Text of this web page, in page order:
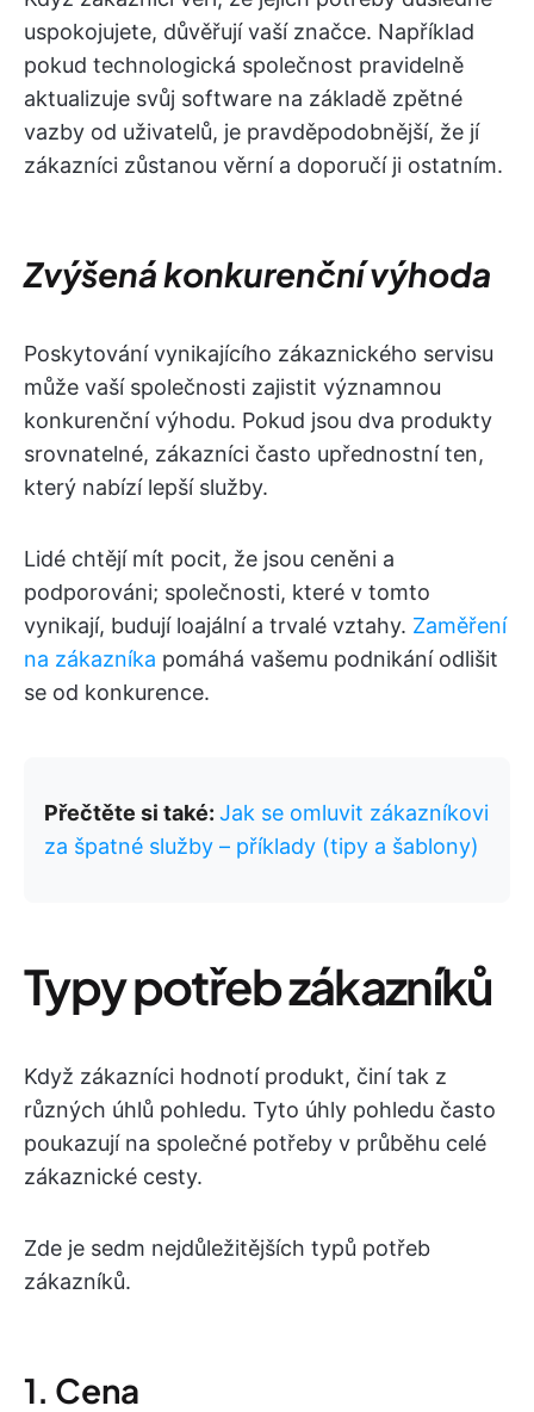
uspokojujete, důvěřují vaší značce. Například
pokud technologická společnost pravidelně
aktualizuje svůj software na základě zpětné
vazby od uživatelů, je pravděpodobnější, že jí
zákazníci zůstanou věrní a doporučí ji ostatním.
Zvýšená konkurenční výhoda
Poskytování vynikajícího zákaznického servisu
může vaší společnosti zajistit významnou
konkurenční výhodu. Pokud jsou dva produkty
srovnatelné, zákazníci často upřednostní ten,
který nabízí lepší služby.
Lidé chtějí mít pocit, že jsou ceněni a
podporováni; společnosti, které v tomto
vynikají, budují loajální a trvalé vztahy. Zaměření
na zákazníka pomáhá vašemu podnikání odlišit
se od konkurence.
Přečtěte si také: Jak se omluvit zákazníkovi
za špatné služby – příklady (tipy a šablony)
Typy potřeb zákazníků
Když zákazníci hodnotí produkt, činí tak z
různých úhlů pohledu. Tyto úhly pohledu často
poukazují na společné potřeby v průběhu celé
zákaznické cesty.
Zde je sedm nejdůležitějších typů potřeb
zákazníků.
1. Cena